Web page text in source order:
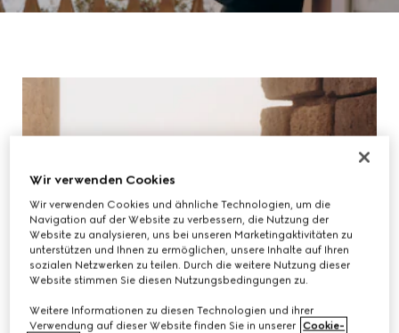
Wir verwenden Cookies
Wir verwenden Cookies und ähnliche Technologien, um die
Navigation auf der Website zu verbessern, die Nutzung der
Website zu analysieren, uns bei unseren Marketingaktivitäten zu
unterstützen und Ihnen zu ermöglichen, unsere Inhalte auf Ihren
sozialen Netzwerken zu teilen. Durch die weitere Nutzung dieser
Website stimmen Sie diesen Nutzungsbedingungen zu.
Weitere Informationen zu diesen Technologien und ihrer
Verwendung auf dieser Website finden Sie in unserer Cookie-